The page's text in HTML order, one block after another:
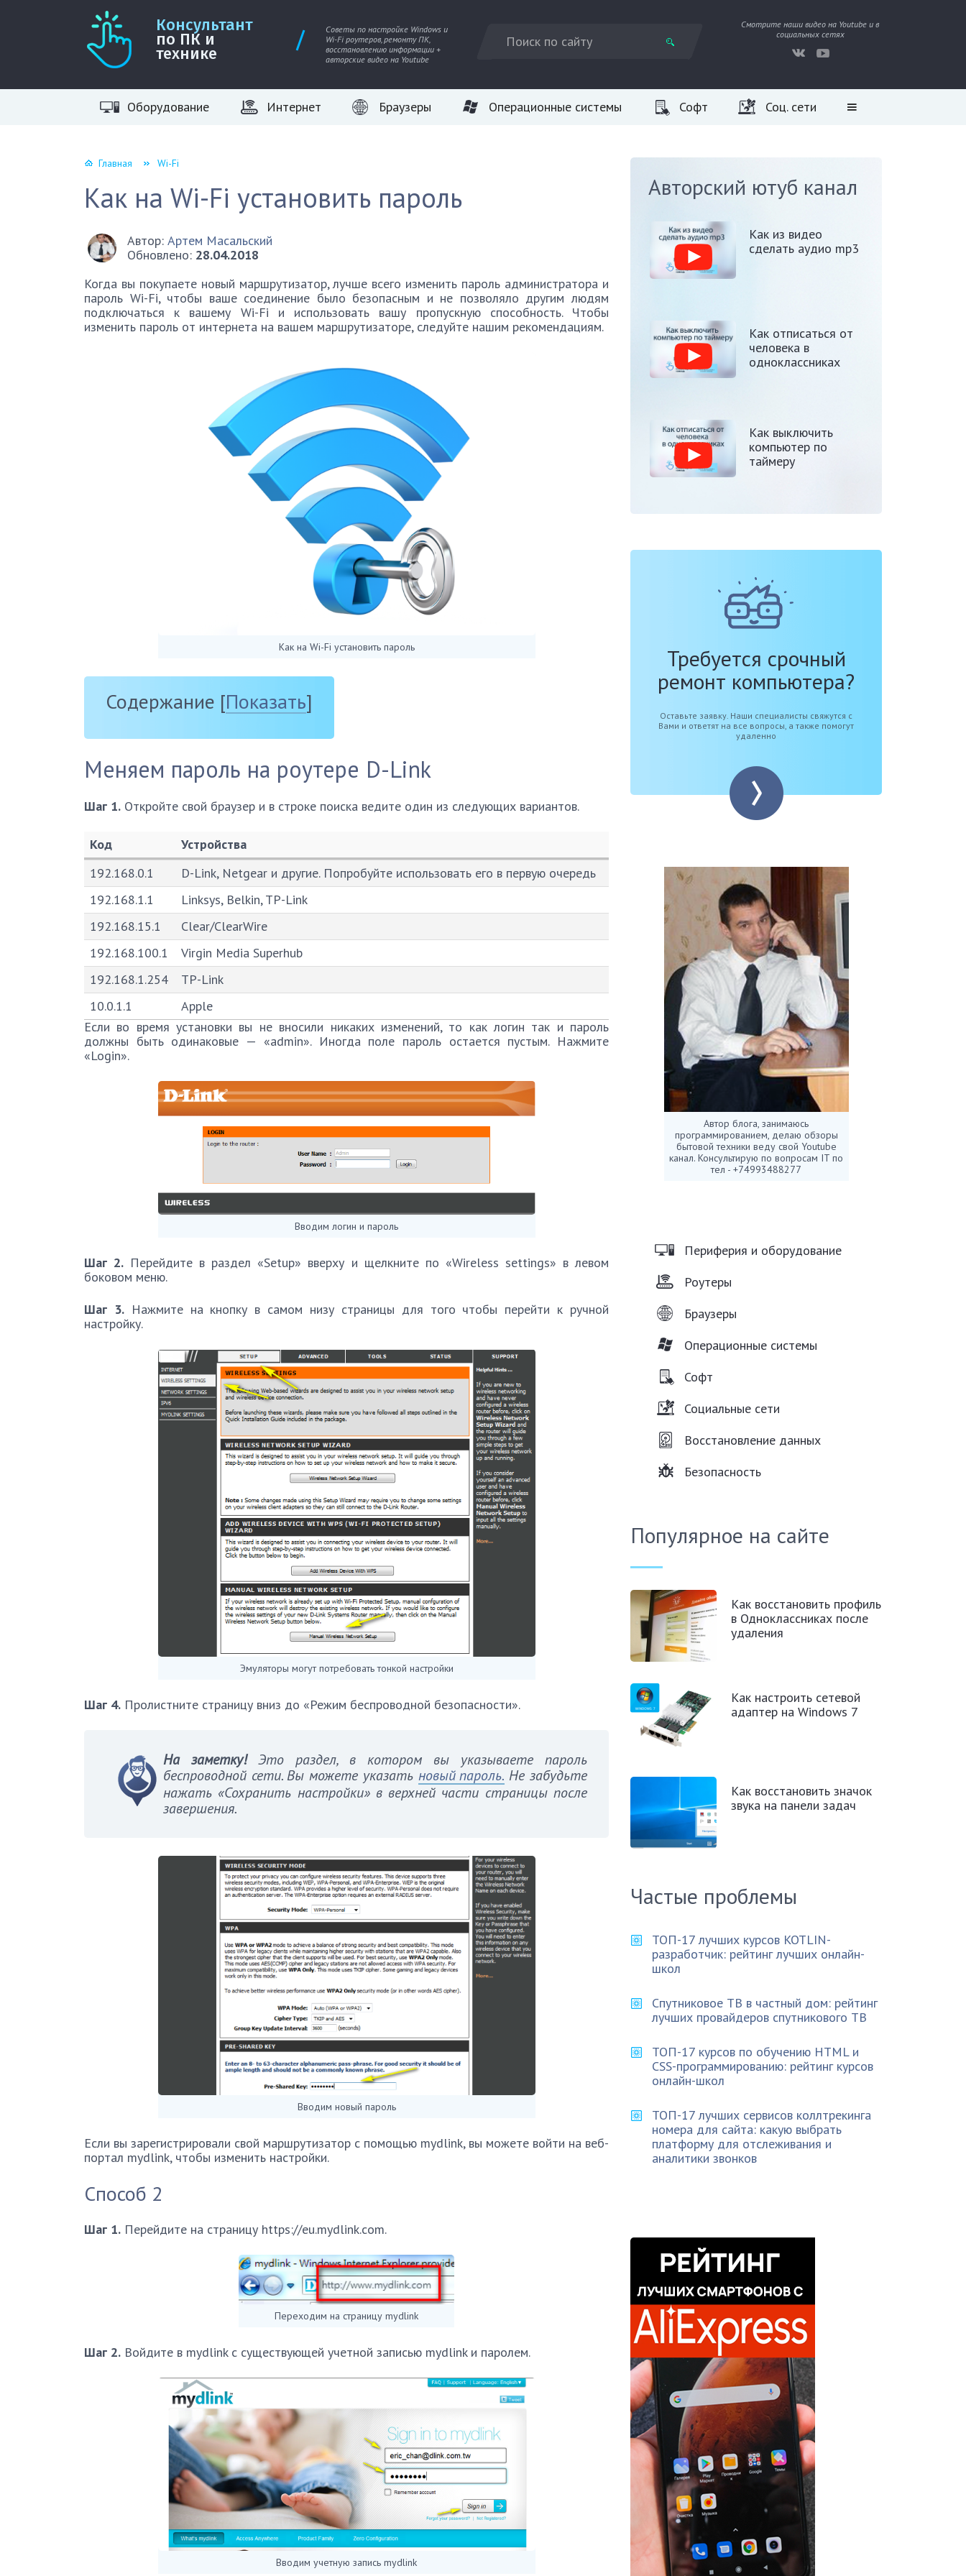
Консультант
по ПК и
технике
Советы по настройке Windows и
Wi-Fi роутеров, ремонту ПК,
восстановлению информации +
авторские видео на Youtube
Смотрите наши видео на Youtube и в
социальных сетях
Оборудование Интернет Браузеры Операционные системы Софт Соц. сети
Главная Wi-Fi
Как на Wi-Fi установить пароль
Автор: Артем Масальский
Обновлено: 28.04.2018
Когда вы покупаете новый маршрутизатор, лучше всего изменить пароль администратора и
пароль Wi-Fi, чтобы ваше соединение было безопасным и не позволяло другим людям
подключаться к вашему Wi-Fi и использовать вашу пропускную способность. Чтобы
изменить пароль от интернета на вашем маршрутизаторе, следуйте нашим рекомендациям.
Как на Wi-Fi установить пароль
Содержание [Показать]
Меняем пароль на роутере D-Link
Шаг 1. Откройте свой браузер и в строке поиска ведите один из следующих вариантов.
Код
Устройства
Код
Устройства
192.168.0.1
D-Link, Netgear и другие. Попробуйте использовать его в первую очередь
192.168.1.1
Linksys, Belkin, TP-Link
192.168.15.1
Clear/ClearWire
192.168.100.1
Virgin Media Superhub
192.168.1.254
TP-Link
10.0.1.1
Apple
Если во время установки вы не вносили никаких изменений, то как логин так и пароль
должны быть одинаковые — «admin». Иногда поле пароль остается пустым. Нажмите
«Login».
Вводим логин и пароль
Шаг 2. Перейдите в раздел «Setup» вверху и щелкните по «Wireless settings» в левом
боковом меню.
Шаг 3.Нажмите на кнопку в самом низу страницы для того чтобы перейти к ручной
настройку.
Эмуляторы могут потребовать тонкой настройки
Шаг 4. Пролистните страницу вниз до «Режим беспроводной безопасности».
На заметку!Это раздел, в котором вы указываете пароль
беспроводной сети. Вы можете указать новый пароль. Не забудьте
нажать «Сохранить настройки» в верхней части страницы после
завершения.
Вводим новый пароль
Если вы зарегистрировали свой маршрутизатор с помощью mydlink, вы можете войти на веб-
портал mydlink, чтобы изменить настройки.
Способ 2
Шаг 1. Перейдите на страницу https://eu.mydlink.com.
Переходим на страницу mydlink
Шаг 2. Войдите в mydlink с существующей учетной записью mydlink и паролем.
Вводим учетную запись mydlink
Авторский ютуб канал
Как из видео
сделать аудио mp3
Как отписаться от
человека в
одноклассниках
Как выключить
компьютер по
таймеру
Требуется срочный
ремонт компьютера?
Оставьте заявку. Наши специалисты свяжутся с
Вами и ответят на все вопросы, а также помогут
удаленно
Автор блога, занимаюсь
программированием, делаю обзоры
бытовой техники веду свой Youtube
канал. Консультирую по вопросам IT по
тел - +74993488277
Периферия и оборудование
Роутеры
Браузеры
Операционные системы
Софт
Социальные сети
Восстановление данных
Безопасность
Популярное на сайте
Как восстановить профиль
в Одноклассниках после
удаления
Как настроить сетевой
адаптер на Windows 7
Как восстановить значок
звука на панели задач
Частые проблемы
ТОП-17 лучших курсов KOTLIN-
разработчик: рейтинг лучших онлайн-
школ
Спутниковое ТВ в частный дом: рейтинг
лучших провайдеров спутникового ТВ
ТОП-17 курсов по обучению HTML и
CSS-программированию: рейтинг курсов
онлайн-школ
ТОП-17 лучших сервисов коллтрекинга
номера для сайта: какую выбрать
платформу для отслеживания и
аналитики звонков